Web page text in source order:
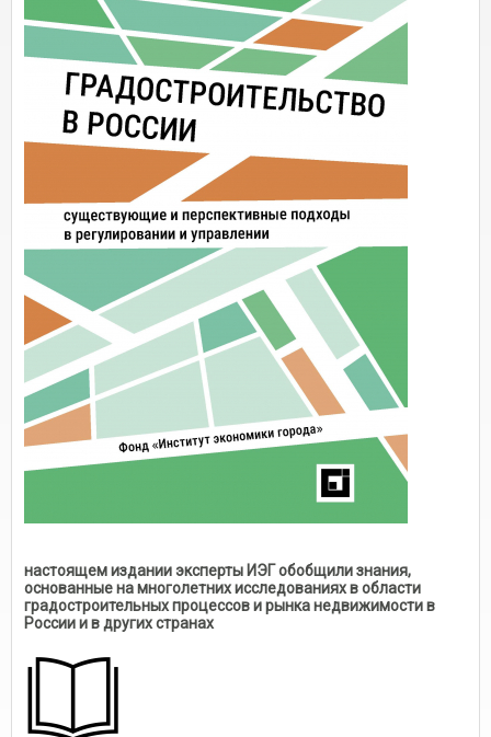
настоящем издании эксперты ИЭГ обобщили знания,
основанные на многолетних исследованиях в области
градостроительных процессов и рынка недвижимости в
России и в других странах